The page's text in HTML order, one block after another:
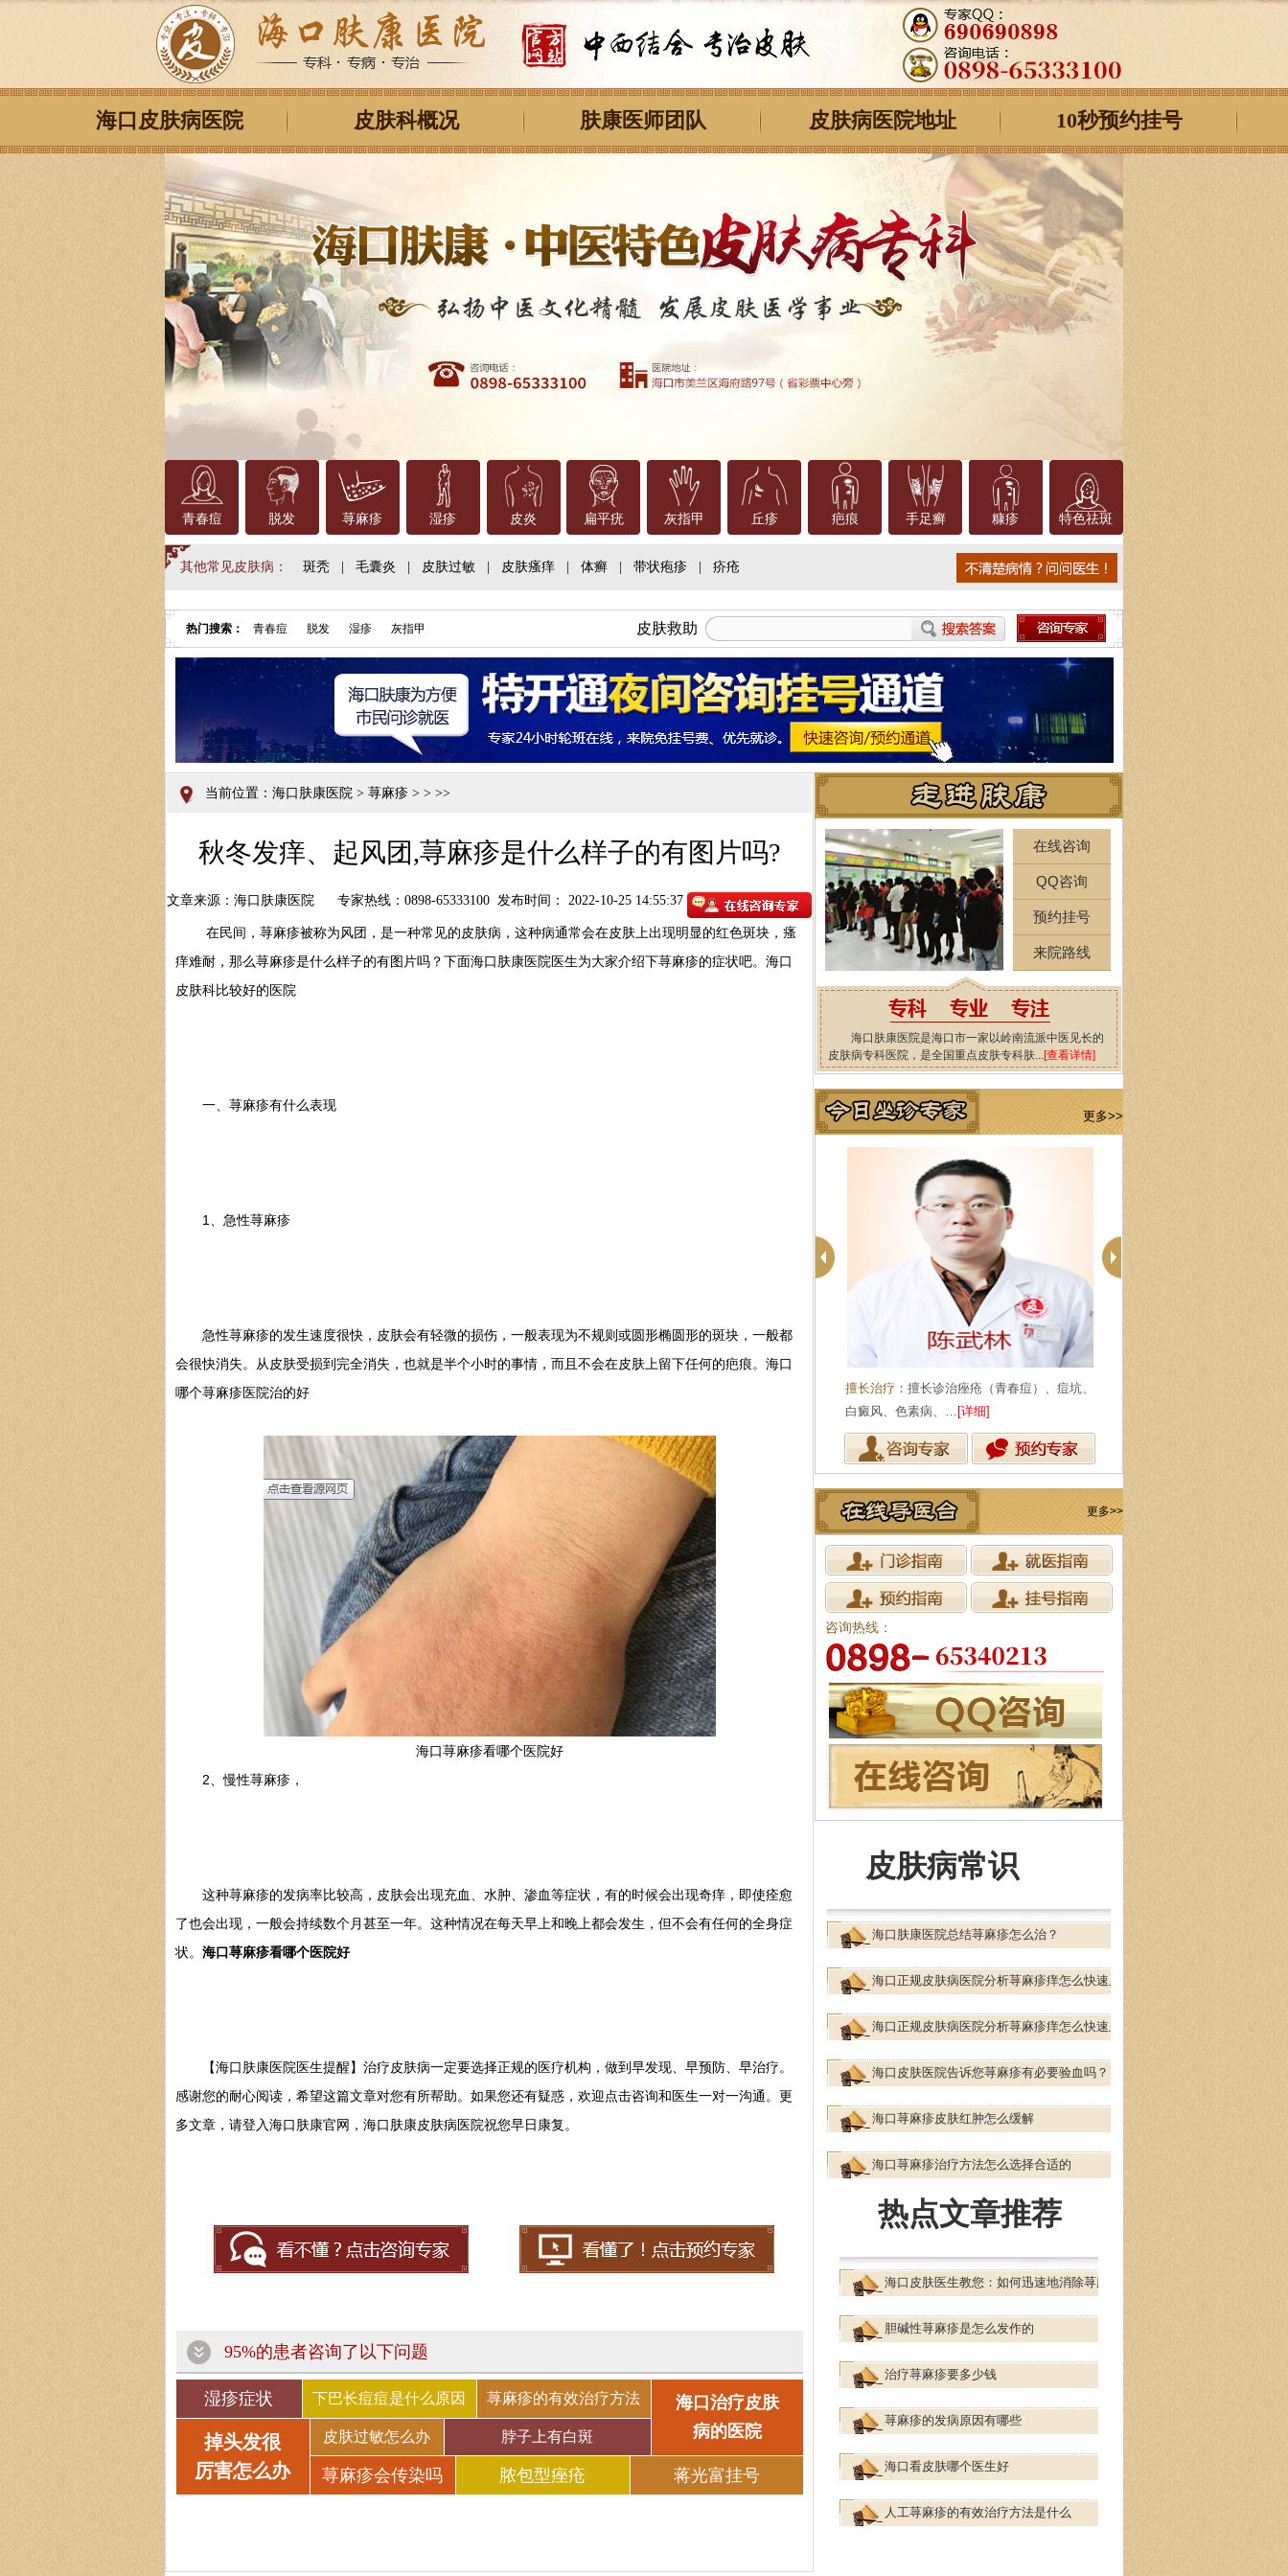
海口皮肤病医院 皮肤科概况 肤康医师团队 皮肤病医院地址 10秒预约挂号
青春痘 脱发 荨麻疹 湿疹 皮炎 扁平疣 灰指甲 丘疹 疤痕 手足癣 糠疹 特色祛斑
其他常见皮肤病： 斑秃 毛囊炎 皮肤过敏 皮肤瘙痒 体癣 带状疱疹 疥疮
皮肤救助
热门搜索： 青春痘 脱发 湿疹 灰指甲
当前位置： 海口肤康医院 > 荨麻疹 > > >>
秋冬发痒、起风团,荨麻疹是什么样子的有图片吗?
文章来源：海口肤康医院 专家热线：0898-65333100 发布时间： 2022-10-25 14:55:37
在民间，荨麻疹被称为风团，是一种常见的皮肤病，这种病通常会在皮肤上出现明显的红色斑块，瘙
痒难耐，那么荨麻疹是什么样子的有图片吗？下面海口肤康医院医生为大家介绍下荨麻疹的症状吧。海口
皮肤科比较好的医院
一、荨麻疹有什么表现
1、急性荨麻疹
急性荨麻疹的发生速度很快，皮肤会有轻微的损伤，一般表现为不规则或圆形椭圆形的斑块，一般都
会很快消失。从皮肤受损到完全消失，也就是半个小时的事情，而且不会在皮肤上留下任何的疤痕。海口
哪个荨麻疹医院治的好
海口荨麻疹看哪个医院好
2、慢性荨麻疹，
这种荨麻疹的发病率比较高，皮肤会出现充血、水肿、渗血等症状，有的时候会出现奇痒，即使痊愈
了也会出现，一般会持续数个月甚至一年。这种情况在每天早上和晚上都会发生，但不会有任何的全身症
状。 海口荨麻疹看哪个医院好
【海口肤康医院医生提醒】治疗皮肤病一定要选择正规的医疗机构，做到早发现、早预防、早治疗。
感谢您的耐心阅读，希望这篇文章对您有所帮助。如果您还有疑惑，欢迎点击咨询和医生一对一沟通。更
多文章，请登入海口肤康官网，海口肤康皮肤病医院祝您早日康复。
95%的患者咨询了以下问题
湿疹症状
掉头发很
厉害怎么办
下巴长痘痘是什么原因
皮肤过敏怎么办
荨麻疹会传染吗
荨麻疹的有效治疗方法
脖子上有白斑
脓包型痤疮
海口治疗皮肤
病的医院
蒋光富挂号
在线咨询
QQ咨询
预约挂号
来院路线
海口肤康医院是海口市一家以岭南流派中医见长的
皮肤病专科医院，是全国重点皮肤专科肤...[查看详情]
更多>>
擅长治疗 ：擅长诊治痤疮（青春痘）、痘坑、
白癜风、色素病、… [详细]
擅长治疗：皮肤性病、过敏性疾病、红斑鳞屑
性皮肤病及疑难少…[详细]
更多>>
咨询热线：
皮肤病常识
海口肤康医院总结荨麻疹怎么治？
海口正规皮肤病医院分析荨麻疹痒怎么快速止
海口正规皮肤病医院分析荨麻疹痒怎么快速止
海口皮肤医院告诉您荨麻疹有必要验血吗？
海口荨麻疹皮肤红肿怎么缓解
海口荨麻疹治疗方法怎么选择合适的
热点文章推荐
海口皮肤医生教您：如何迅速地消除荨麻疹！
胆碱性荨麻疹是怎么发作的
治疗荨麻疹要多少钱
荨麻疹的发病原因有哪些
海口看皮肤哪个医生好
人工荨麻疹的有效治疗方法是什么